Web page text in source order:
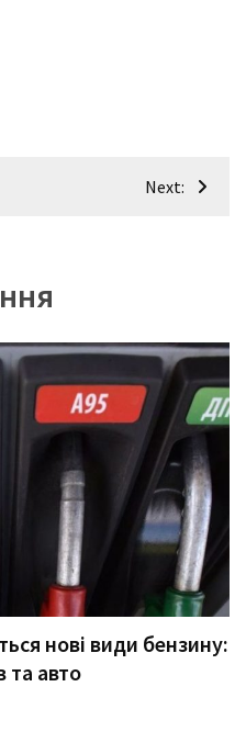
Next:
нові види бензину:
та авто